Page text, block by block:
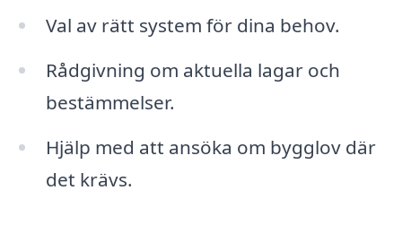
Val av rätt system för dina behov.
Rådgivning om aktuella lagar och
bestämmelser.
Hjälp med att ansöka om bygglov där
det krävs.